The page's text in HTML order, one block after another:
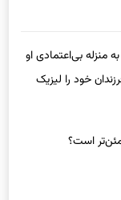
بی‌اعتمادی او
خود را لیزیک